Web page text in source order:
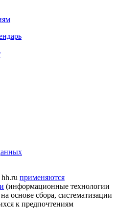
применяются
(информационные технологии
основе сбора, систематизации
к предпочтениям